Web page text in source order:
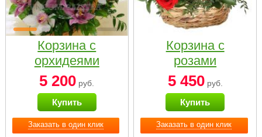
Заказать в один клик
Корзина с
орхидеями
малая
5 200 руб.
Купить
Заказать в один клик
Корзина с
розами
«Красный
Париж»
5 450руб.
Купить